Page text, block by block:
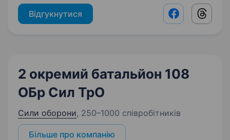
Відгукнутися Facebook
2 окремий батальйон 108
ОБр Сил ТрО
Сили оборони, 250–1000 співробітників
Більше про компанію